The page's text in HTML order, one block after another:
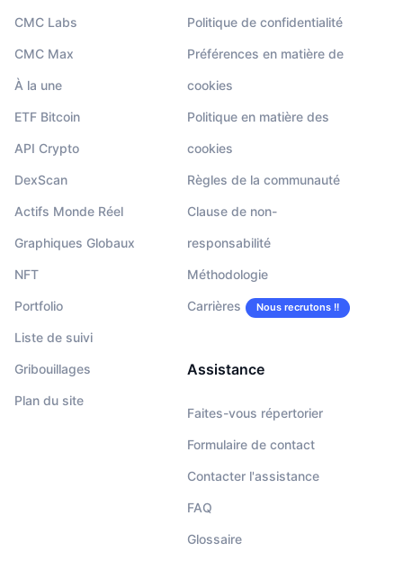
CMC Labs
CMC Max
À la une
ETF Bitcoin
API Crypto
DexScan
Actifs Monde Réel
Graphiques Globaux
NFT
Portfolio
Liste de suivi
Gribouillages
Plan du site
Politique de confidentialité
Préférences en matière de
cookies
Politique en matière des
cookies
Règles de la communauté
Clause de non-
responsabilité
Méthodologie
Carrières Nous recrutons !!
Assistance
Faites-vous répertorier
Formulaire de contact
Contacter l'assistance
FAQ
Glossaire